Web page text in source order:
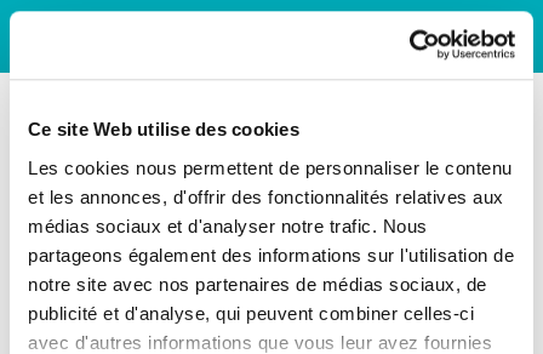
Ce site Web utilise des cookies
Les cookies nous permettent de personnaliser le contenu
et les annonces, d'offrir des fonctionnalités relatives aux
médias sociaux et d'analyser notre trafic. Nous
partageons également des informations sur l'utilisation de
notre site avec nos partenaires de médias sociaux, de
publicité et d'analyse, qui peuvent combiner celles-ci
avec d'autres informations que vous leur avez fournies